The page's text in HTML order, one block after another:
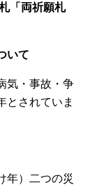
「両祈願札
いて
気・事故・争
とされていま
年）二つの災